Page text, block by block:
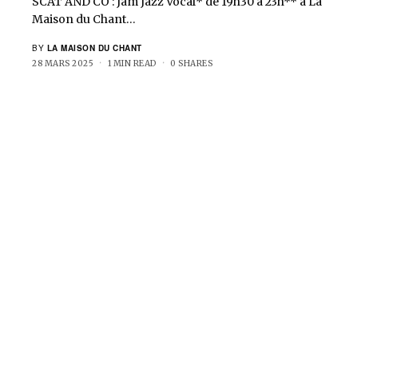
Maison du Chant…
BY LA MAISON DU CHANT
28 MARS 2025 1 MIN READ 0 SHARES